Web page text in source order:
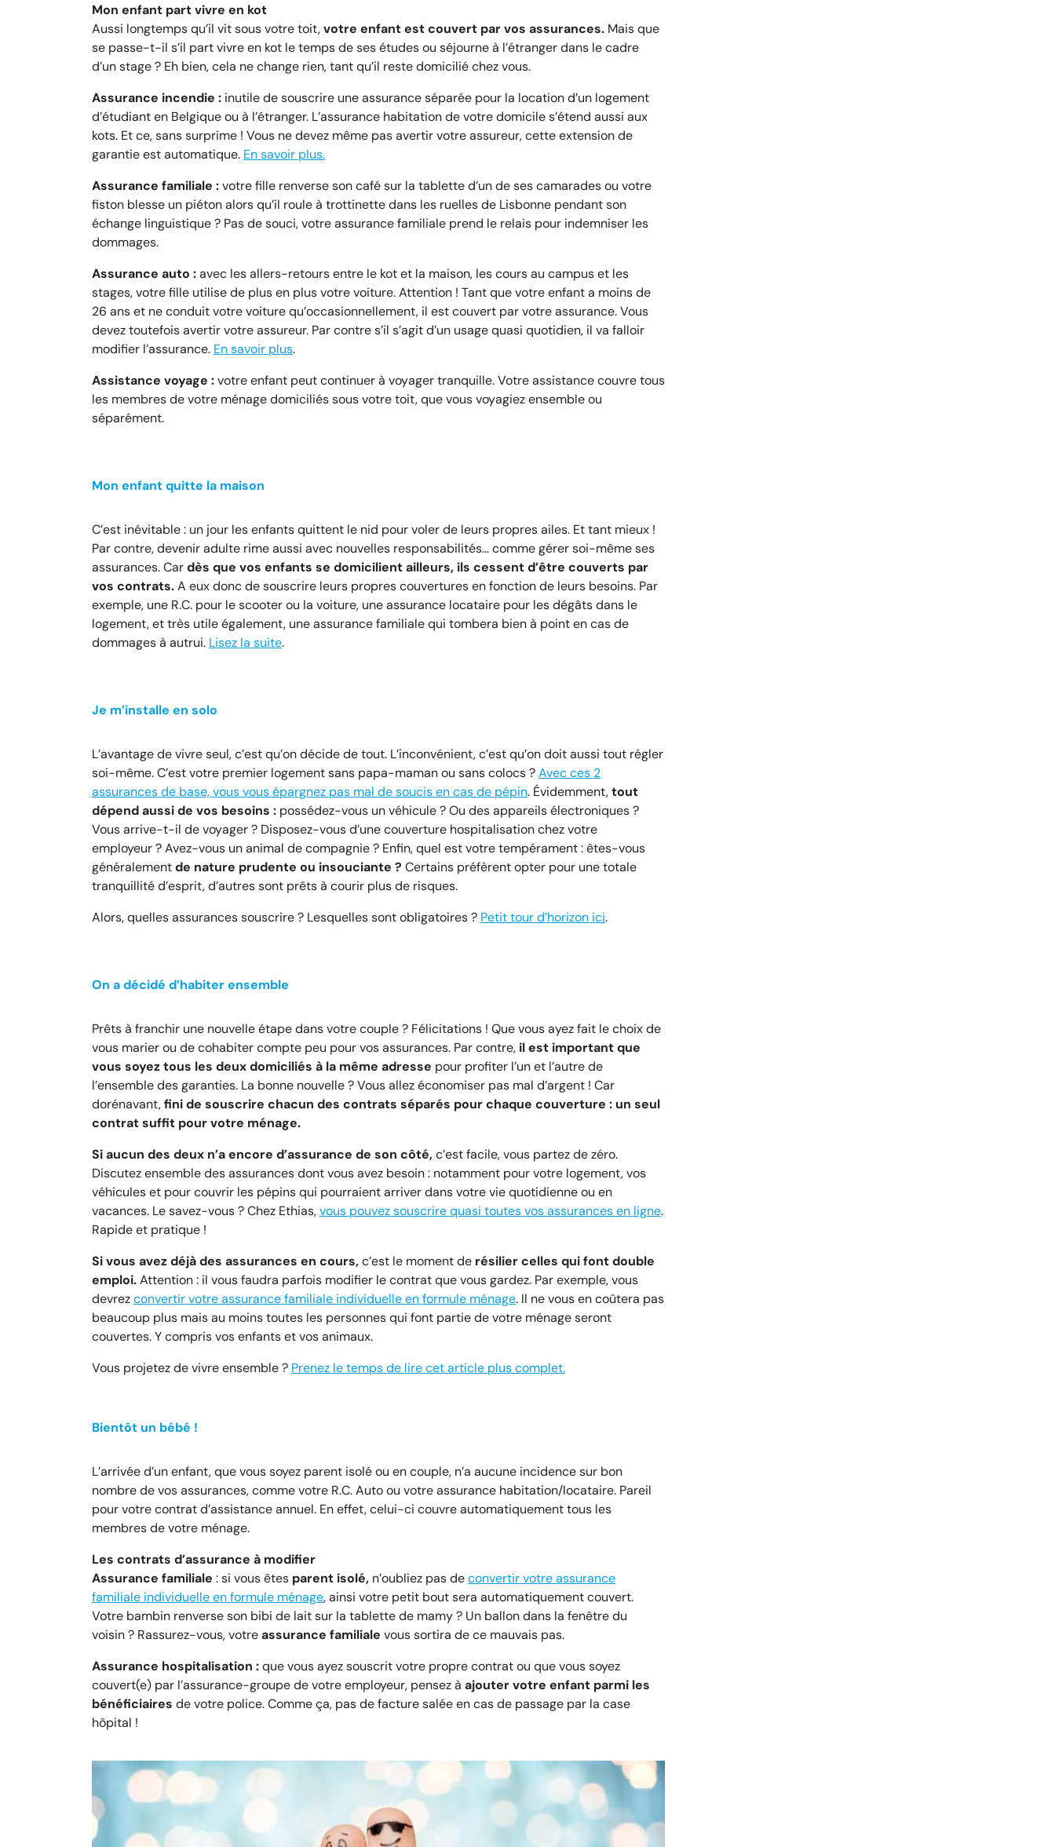
Mon enfant part vivre en kot
Aussi longtemps qu’il vit sous votre toit,votre enfant est couvert par vos assurances. Mais que
se passe-t-il s’il part vivre en kot le temps de ses études ou séjourne à l’étranger dans le cadre
d’un stage ? Eh bien, cela ne change rien, tant qu’il reste domicilié chez vous.
Assurance incendie : inutile de souscrire une assurance séparée pour la location d’un logement
d’étudiant en Belgique ou à l’étranger. L’assurance habitation de votre domicile s’étend aussi aux
kots. Et ce, sans surprime ! Vous ne devez même pas avertir votre assureur, cette extension de
garantie est automatique. En savoir plus.
Assurance familiale :votre fille renverse son café sur la tablette d’un de ses camarades ou votre
fiston blesse un piéton alors qu’il roule à trottinette dans les ruelles de Lisbonne pendant son
échange linguistique ? Pas de souci, votre assurance familiale prend le relais pour indemniser les
dommages.
Assurance auto :avec les allers-retours entre le kot et la maison, les cours au campus et les
stages, votre fille utilise de plus en plus votre voiture. Attention ! Tant que votre enfant a moins de
26 ans et ne conduit votre voiture qu’occasionnellement, il est couvert par votre assurance. Vous
devez toutefois avertir votre assureur. Par contre s’il s’agit d’un usage quasi quotidien, il va falloir
modifier l’assurance. En savoir plus.
Assistance voyage :votre enfant peut continuer à voyager tranquille. Votre assistance couvre tous
les membres de votre ménage domiciliés sous votre toit, que vous voyagiez ensemble ou
séparément.
Mon enfant quitte la maison
C’est inévitable : un jour les enfants quittent le nid pour voler de leurs propres ailes. Et tant mieux !
Par contre, devenir adulte rime aussi avec nouvelles responsabilités… comme gérer soi-même ses
assurances. Cardès que vos enfants se domicilient ailleurs, ils cessent d’être couverts par
vos contrats.A eux donc de souscrire leurs propres couvertures en fonction de leurs besoins. Par
exemple, une R.C. pour le scooter ou la voiture, une assurance locataire pour les dégâts dans le
logement, et très utile également, une assurance familiale qui tombera bien à point en cas de
dommages à autrui. Lisez la suite.
Je m’installe en solo
L’avantage de vivre seul, c’est qu’on décide de tout. L’inconvénient, c’est qu’on doit aussi tout régler
soi-même. C’est votre premier logement sans papa-maman ou sans colocs ?Avec ces 2
assurances de base, vous vous épargnez pas mal de soucis en cas de pépin. Évidemment,tout
dépend aussi de vos besoins : possédez-vous un véhicule ? Ou des appareils électroniques ?
Vous arrive-t-il de voyager ? Disposez-vous d’une couverture hospitalisation chez votre
employeur ? Avez-vous un animal de compagnie ? Enfin, quel est votre tempérament : êtes-vous
généralementde nature prudente ou insouciante ? Certains préfèrent opter pour une totale
tranquillité d’esprit, d’autres sont prêts à courir plus de risques.
Alors, quelles assurances souscrire ? Lesquelles sont obligatoires ? Petit tour d’horizon ici.
On a décidé d’habiter ensemble
Prêts à franchir une nouvelle étape dans votre couple ? Félicitations ! Que vous ayez fait le choix de
vous marier ou de cohabiter compte peu pour vos assurances. Par contre, il est important que
vous soyez tous les deux domiciliés à la même adresse pour profiter l’un et l’autre de
l’ensemble des garanties. La bonne nouvelle ? Vous allez économiser pas mal d’argent ! Car
dorénavant,fini de souscrire chacun des contrats séparés pour chaque couverture : un seul
contrat suffit pour votre ménage.
Si aucun des deux n’a encore d’assurance de son côté,c’est facile, vous partez de zéro.
Discutez ensemble des assurances dont vous avez besoin : notamment pour votre logement, vos
véhicules et pour couvrir les pépins qui pourraient arriver dans votre vie quotidienne ou en
vacances. Le savez-vous ? Chez Ethias,vous pouvez souscrire quasi toutes vos assurances en ligne.
Rapide et pratique !
Si vous avez déjà des assurances en cours,c’est le moment de résilier celles qui font double
emploi.Attention : il vous faudra parfois modifier le contrat que vous gardez. Par exemple, vous
devrezconvertir votre assurance familiale individuelle en formule ménage. Il ne vous en coûtera pas
beaucoup plus mais au moins toutes les personnes qui font partie de votre ménage seront
couvertes. Y compris vos enfants et vos animaux.
Vous projetez de vivre ensemble ? Prenez le temps de lire cet article plus complet.
Bientôt un bébé !
L’arrivée d’un enfant, que vous soyez parent isolé ou en couple, n’a aucune incidence sur bon
nombre de vos assurances, comme votre R.C. Auto ou votre assurance habitation/locataire. Pareil
pour votre contrat d’assistance annuel. En effet, celui-ci couvre automatiquement tous les
membres de votre ménage.
Les contrats d’assurance à modifier
Assurance familiale : si vous êtes parent isolé, n’oubliez pas deconvertir votre assurance
familiale individuelle en formule ménage, ainsi votre petit bout sera automatiquement couvert.
Votre bambin renverse son bibi de lait sur la tablette de mamy ? Un ballon dans la fenêtre du
voisin ? Rassurez-vous, votreassurance familiale vous sortira de ce mauvais pas.
Assurance hospitalisation :que vous ayez souscrit votre propre contrat ou que vous soyez
couvert(e) par l’assurance-groupe de votre employeur, pensez à ajouter votre enfant parmi les
bénéficiaires de votre police. Comme ça, pas de facture salée en cas de passage par la case
hôpital !